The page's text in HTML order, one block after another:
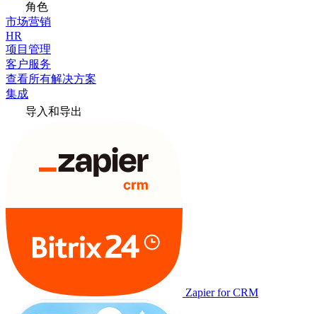
角色
市场营销
HR
项目管理
客户服务
查看所有解决方案
集成
导入和导出
Zapier for CRM